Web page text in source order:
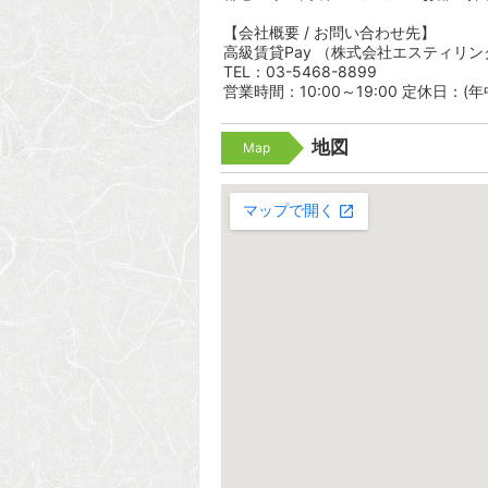
【会社概要 / お問い合わせ先】
高級賃貸Pay （株式会社エスティリン
TEL：03-5468-8899
営業時間：10:00～19:00 定休日：(年
Map 地図